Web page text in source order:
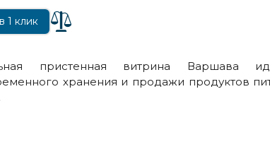
1 клик
пристенная витрина Варшава
хранения и продажи продуктов